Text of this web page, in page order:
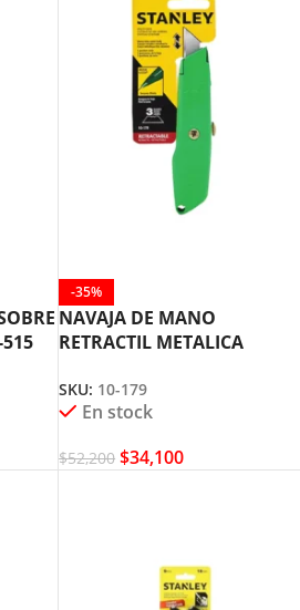
515
-35%
NAVAJA DE MANO
RETRACTIL METALICA
SKU: 10-179
En stock
$52,200 $34,100